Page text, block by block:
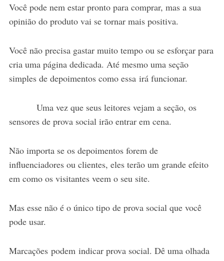
Você pode nem estar pronto para comprar, mas a sua
opinião do produto vai se tornar mais positiva.
Você não precisa gastar muito tempo ou se esforçar para
cria uma página dedicada. Até mesmo uma seção
simples de depoimentos como essa irá funcionar.
Uma vez que seus leitores vejam a seção, os
sensores de prova social irão entrar em cena.
Não importa se os depoimentos forem de
influenciadores ou clientes, eles terão um grande efeito
em como os visitantes veem o seu site.
Mas esse não é o único tipo de prova social que você
pode usar.
Marcações podem indicar prova social. Dê uma olhada